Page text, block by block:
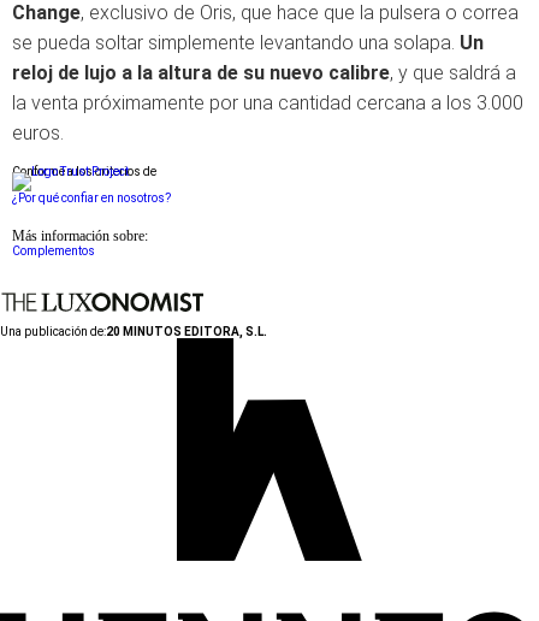
Change, exclusivo de Oris, que hace que la pulsera o correa
se pueda soltar simplemente levantando una solapa. Un
reloj de lujo a la altura de su nuevo calibre, y que saldrá a
la venta próximamente por una cantidad cercana a los 3.000
euros.
Conforme a los criterios de
¿Por qué confiar en nosotros?
Más información sobre:
Complementos
Una publicación de:20 MINUTOS EDITORA, S.L.